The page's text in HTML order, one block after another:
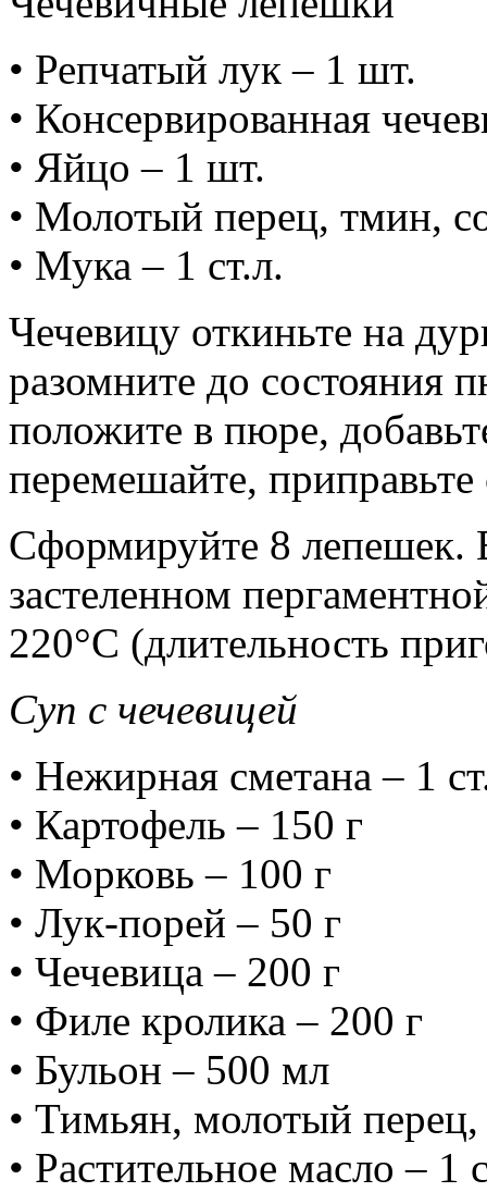
• Репчатый лук – 1 шт.
• Консервированная
• Яйцо – 1 шт.
• Молотый перец, тмин,
• Мука – 1 ст.л.
Чечевицу откиньте на
разомните до состояния
положите в пюре,
перемешайте,
Сформируйте 8 лепешек.
застеленном
220°С (длительность
Суп с чечевицей
• Нежирная сметана – 1
• Картофель – 150 г
• Морковь – 100 г
• Лук-порей – 50 г
• Чечевица – 200 г
• Филе кролика – 200 г
• Бульон – 500 мл
• Тимьян, молотый перец,
• Растительное масло – 1